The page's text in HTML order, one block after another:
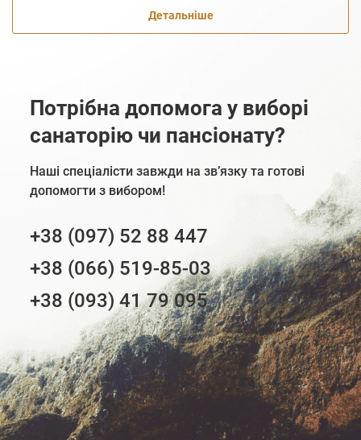
Детальніше
Потрібна допомога у виборі
санаторію чи пансіонату?
Наші спеціалісти завжди на зв’язку та готові
допомогти з вибором!
+38 (097) 52 88 447
+38 (066) 519-85-03
+38 (093) 41 79 095